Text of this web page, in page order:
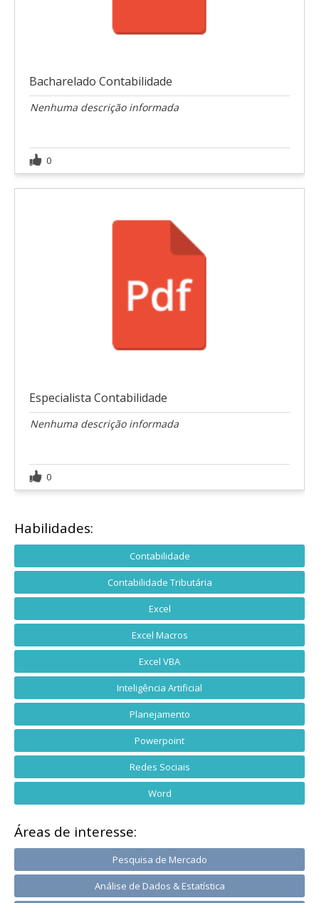
Bacharelado Contabilidade
Nenhuma descrição informada
0
Especialista Contabilidade
Nenhuma descrição informada
0
Habilidades:
Contabilidade
Contabilidade Tributária
Excel
Excel Macros
Excel VBA
Inteligência Artificial
Planejamento
Powerpoint
Redes Sociais
Word
Áreas de interesse:
Pesquisa de Mercado
Análise de Dados & Estatística